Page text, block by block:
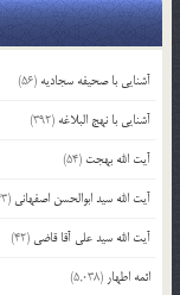
آشنایی با صحیفه سجادیه (56)
آشنایی با نهج البلاغه (392)
آیت الله بهجت (54)
آیت الله سید ابوالحسن اصفهانی (43)
آیت الله سید علی آقا قاضی (42)
ائمه اطهار (5,038)